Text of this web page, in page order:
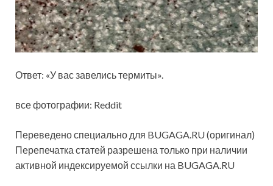
Ответ: «У вас завелись термиты».
все фотографии: Reddit
Переведено специально для BUGAGA.RU (оригинал)
Перепечатка статей разрешена только при наличии
активной индексируемой ссылки на BUGAGA.RU